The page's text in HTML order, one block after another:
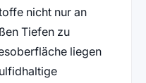
nicht nur an
Tiefen zu
liegen